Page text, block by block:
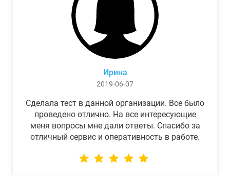
Ирина
2019-06-07
Сделала тест в данной организации. Все было
проведено отлично. На все интересующие
меня вопросы мне дали ответы. Спасибо за
отличный сервис и оперативность в работе.